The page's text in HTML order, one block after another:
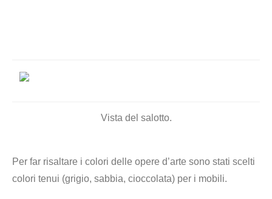
Vista del salotto.
Per far risaltare i colori delle opere d’arte sono stati scelti
colori tenui (grigio, sabbia, cioccolata) per i mobili.